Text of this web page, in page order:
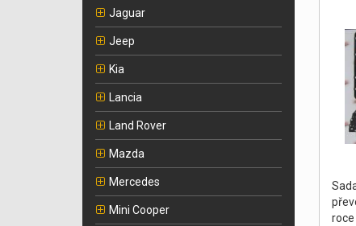
Jaguar
Jeep
Kia
Lancia
Land Rover
Mazda
Mercedes
Mini Cooper